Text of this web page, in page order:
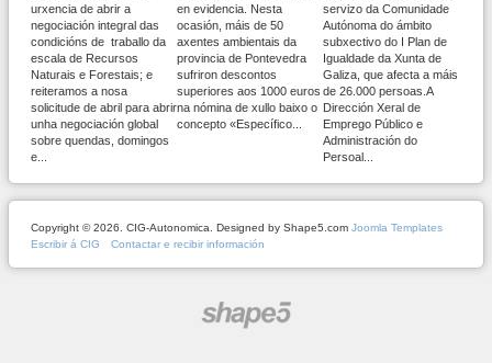
urxencia de abrir a
negociación integral das
condicións de traballo da
escala de Recursos
Naturais e Forestais; e
reiteramos a nosa
solicitude de abril para abrir
unha negociación global
sobre quendas, domingos
e...
en evidencia. Nesta
ocasión, máis de 50
axentes ambientais da
provincia de Pontevedra
sufriron descontos
superiores aos 1000 euros
na nómina de xullo baixo o
concepto «Específico...
servizo da Comunidade
Autónoma do ámbito
subxectivo do I Plan de
Igualdade da Xunta de
Galiza, que afecta a máis
de 26.000 persoas.A
Dirección Xeral de
Emprego Público e
Administración do
Persoal...
Copyright © 2026. CIG-Autonomica. Designed by Shape5.com Joomla Templates
Escribir á CIG
Contactar e recibir información